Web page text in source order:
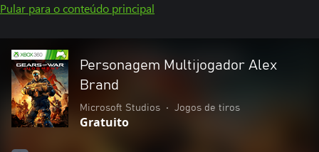
Pular para o conteúdo principal
Personagem Multijogador Alex
Brand
Microsoft Studios • Jogos de tiros
Gratuito